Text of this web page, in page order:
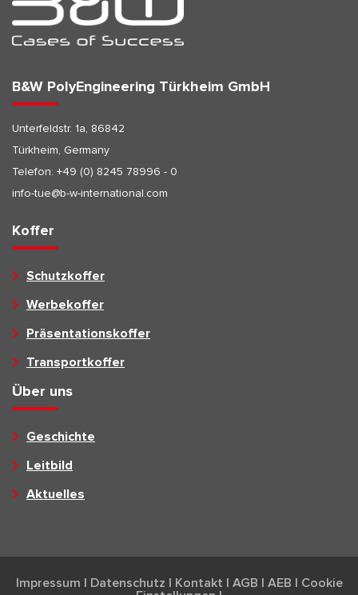
B&W PolyEngineering Türkheim GmbH
Unterfeldstr. 1a, 86842
Türkheim, Germany
Telefon: +49 (0) 8245 78996 - 0
info-tue@b-w-international.com
Koffer
Schutzkoffer
Werbekoffer
Präsentationskoffer
Transportkoffer
Über uns
Geschichte
Leitbild
Aktuelles
Impressum Datenschutz Kontakt AGB AEB
Cookie